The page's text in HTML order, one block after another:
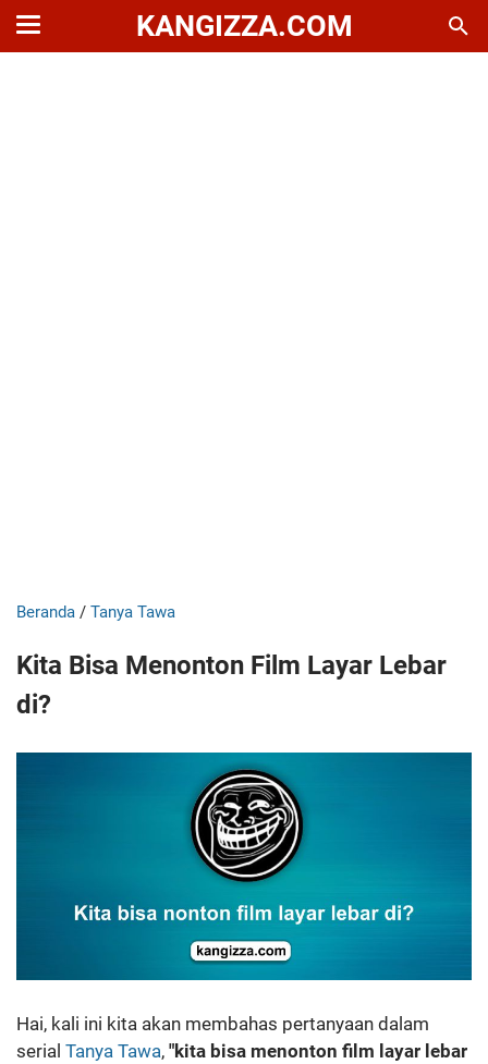
KANGIZZA.COM
Beranda / Tanya Tawa
Kita Bisa Menonton Film Layar Lebar
di?
Hai, kali ini kita akan membahas pertanyaan dalam
serial Tanya Tawa, "kita bisa menonton film layar lebar